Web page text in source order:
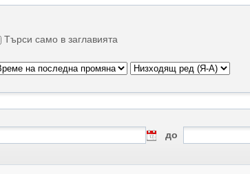
Търси само в заглавията
до